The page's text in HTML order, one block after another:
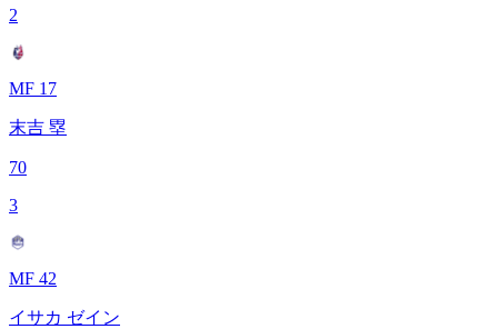
2
MF 17
末吉 塁
70
3
MF 42
イサカ ゼイン